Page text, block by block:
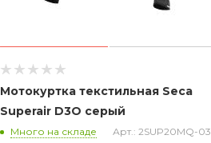
Мотокуртка текстильная Seca
Superair D3O серый
Много на складе Арт.: 2SUP20MQ-03